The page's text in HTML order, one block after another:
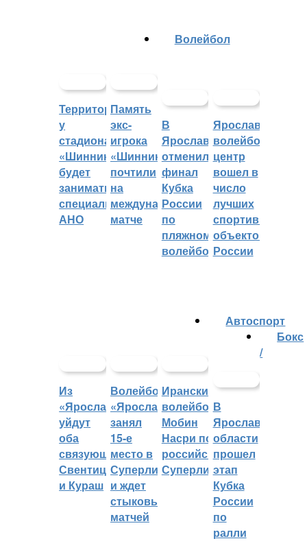
Территорией
у
стадиона
«Шинник»
будет
заниматься
специальное
АНО
Память
экс-
игрока
«Шинника»
почтили
на
международном
матче
Волейбол
В
Ярославле
отменили
финал
Кубка
России
по
пляжному
волейболу
Ярославский
волейбольный
центр
вошел в
число
лучших
спортивных
объектов
России
Из
«Ярославича»
уйдут
оба
связующих:
Свентицкис
и Кураш
Волейбольный
«Ярославич»
занял
15-е
место в
Суперлиге
и ждет
стыковых
матчей
Иранский
волейболист
Мобин
Насри покинет
российскую
Суперлигу
Автоспорт
В
Ярославской
области
прошел
этап
Кубка
России
по
ралли
Бокс
/